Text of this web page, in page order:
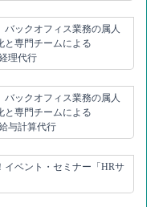
バックオフィス業務の属人
と専門チームによる
理代行
バックオフィス業務の属人
と専門チームによる
与計算代行
イベント・セミナー「HRサ